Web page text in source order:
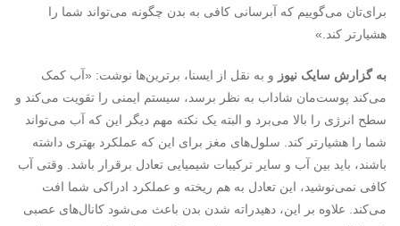
برای‌تان می‌گوییم که آبرسانی کافی به بدن چگونه می‌تواند شما را
هشیارتر کند.»
به گزارش سایک نیوز و به نقل از ایسنا، برترین‌ها نوشت: «آب کمک
می‌کند پوست‌مان شاداب به نظر برسد، سیستم ایمنی را تقویت می‌کند و
سطح انرژی را بالا می‌برد و البته یک نکته‌ مهم دیگر این که آب می‌تواند
شما را هشیارتر کند. سلول‌های مغز برای این که عملکرد بهتری داشته
باشند، باید بین آب و سایر ترکیبات شیمیایی تعادل برقرار باشد. وقتی آب
کافی نمی‌نوشید، این تعادل به هم ریخته و عملکرد ادراکی شما افت
می‌کند. علاوه بر این، دهیدراته شدن بدن باعث می‌شود کانال‌های عصبی